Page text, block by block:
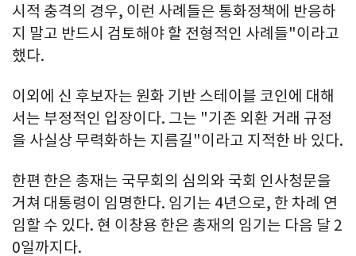
시적 충격의 경우, 이런 사례들은 통화정책에 반응하
지 말고 반드시 검토해야 할 전형적인 사례들"이라고
했다.
이외에 신 후보자는 원화 기반 스테이블 코인에 대해
서는 부정적인 입장이다. 그는 "기존 외환 거래 규정
을 사실상 무력화하는 지름길"이라고 지적한 바 있다.
한편 한은 총재는 국무회의 심의와 국회 인사청문을
거쳐 대통령이 임명한다. 임기는 4년으로, 한 차례 연
임할 수 있다. 현 이창용 한은 총재의 임기는 다음 달 2
0일까지다.